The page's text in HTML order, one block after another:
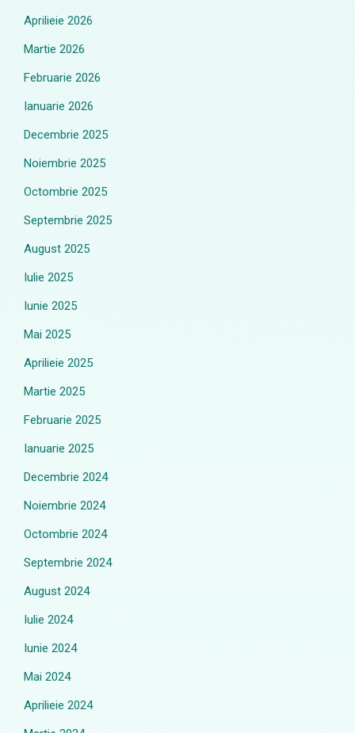
Aprilieie 2026
Martie 2026
Februarie 2026
Ianuarie 2026
Decembrie 2025
Noiembrie 2025
Octombrie 2025
Septembrie 2025
August 2025
Iulie 2025
Iunie 2025
Mai 2025
Aprilieie 2025
Martie 2025
Februarie 2025
Ianuarie 2025
Decembrie 2024
Noiembrie 2024
Octombrie 2024
Septembrie 2024
August 2024
Iulie 2024
Iunie 2024
Mai 2024
Aprilieie 2024